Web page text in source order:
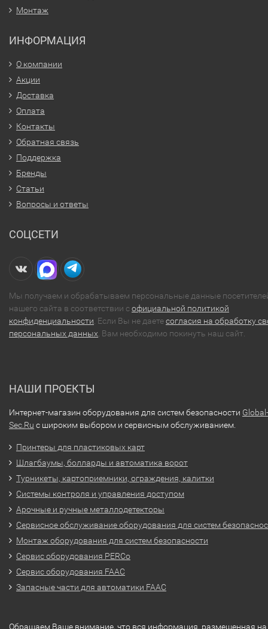
Монтаж
ИНФОРМАЦИЯ
О компании
Акции
Доставка
Оплата
Контакты
Обратная связь
Поддержка
Бренды
Статьи
Вопросы и ответы
СОЦСЕТИ
Мы получаем и обрабатываем персональные данные
нашего сайта в соответствии софициальной политикой
конфиденциальности . Если Вы не даетесогласия на обработку
персональных данных , Вам необходимо покинуть наш сайт.
НАШИ ПРОЕКТЫ
Интернет-магазин оборудования для систем безопасности Global-
Sec.Ru с широким выбором и сервисным обслуживанием.
Принтеры для пластиковых карт
Шлагбаумы, болларды и автоматика ворот
Турникеты, картоприемники, ограждения, калитки
Системы контроля и управления доступом
Арочные и ручные металлодетекторы
Сервисное обслуживание оборудования для систем
Монтаж оборудования для систем безопасности
Сервис оборудования PERCo
Сервис оборудования FAAC
Запасные части для автоматики FAAC
Обращаем Ваше внимание, что вся информация, размещенная на